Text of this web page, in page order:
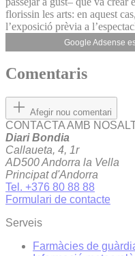
florissin les arts: en aquest
l’exposició prèvia a
Google Adsense
Comentaris
Afegir nou comentari
CONTACTA AMB
Diari Bondia
Callaueta, 4, 1r
AD500 Andorra la Vella
Principat d'Andorra
Tel. +376 80 88 88
Formulari de contacte
Serveis
Farmàcies de